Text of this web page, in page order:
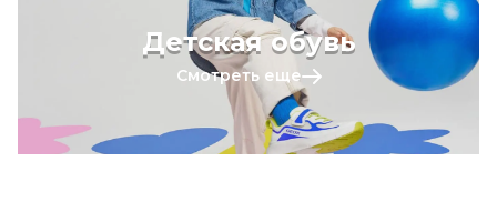
Детская обувь
Смотреть еще